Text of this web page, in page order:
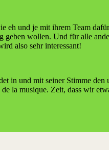
und je mit ihrem Team
wol­len. Und für alle
also sehr interessant!
in und mit sei­ner Stim­me
la musi­que. Zeit, dass wir